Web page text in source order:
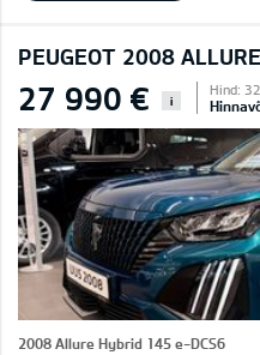
PEUGEOT 2008
27 990 € i
Hind:
2008 Allure Hybrid 145 e-DCS6